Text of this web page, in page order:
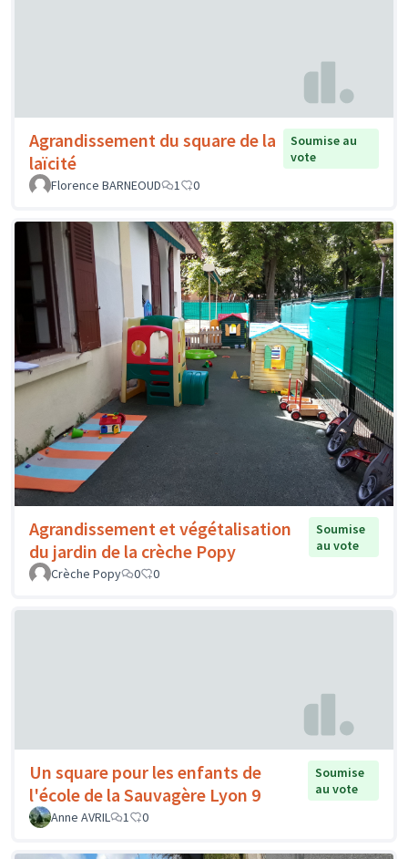
Agrandissement du square de la
laïcité
Soumise au
vote
Florence BARNEOUD
1 0
Agrandissement et végétalisation
du jardin de la crèche Popy
Soumise
au vote
Crèche Popy
0 0
Un square pour les enfants de
l'école de la Sauvagère Lyon 9
Soumise
au vote
Anne AVRIL
1 0